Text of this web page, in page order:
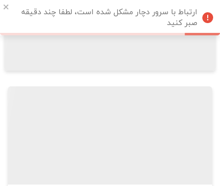
ارتباط با سرور دچار مشکل شده است، لطفا چند دقیقه
صبر کنید